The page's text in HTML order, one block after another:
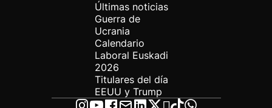
Últimas noticias
Guerra de
Ucrania
Calendario
Laboral Euskadi
2026
Titulares del día
EEUU y Trump